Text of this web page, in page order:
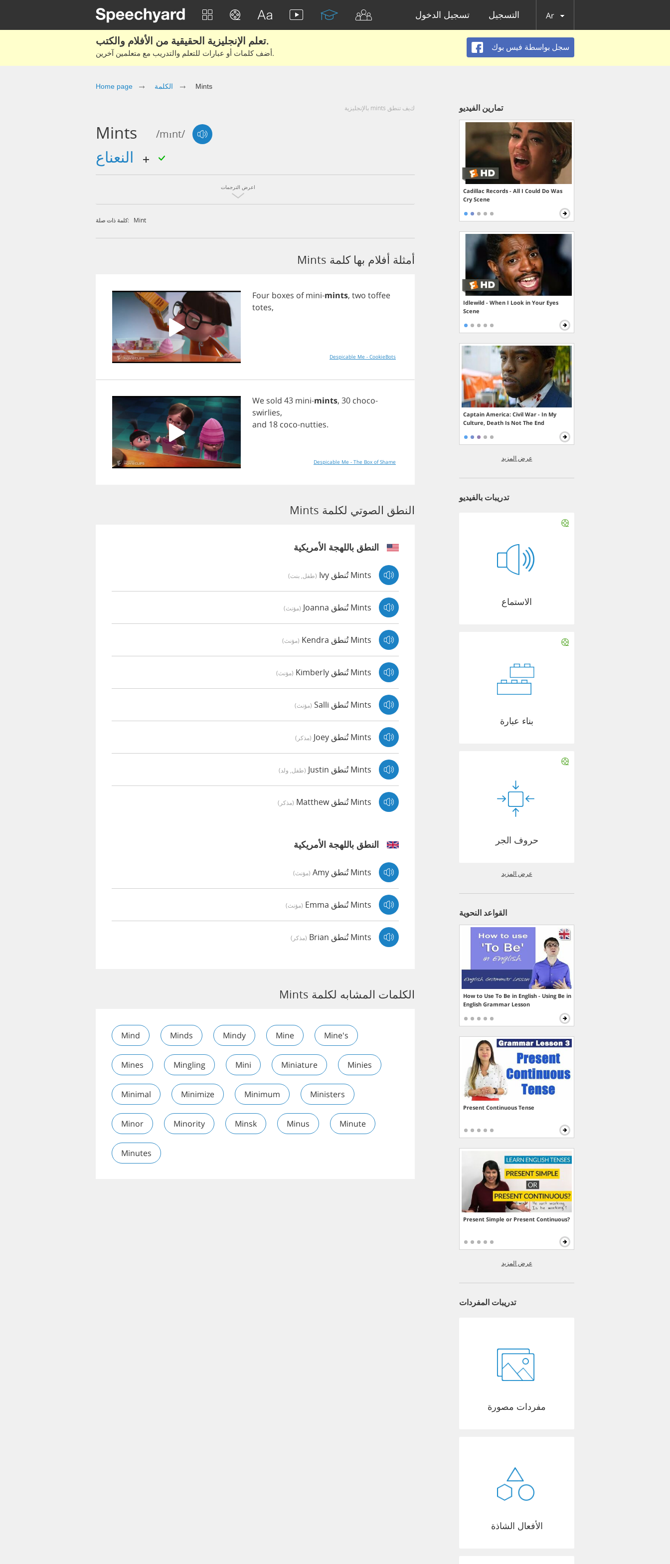
تسجيل الدخول التسجيل Ar
تعلم الإنجليزية الحقيقية من الأفلام والكتب.
أضف كلمات أو عبارات للتعلم والتدريب مع متعلمين آخرين.
سجل بواسطة فيس بوك
Home page الكلمة Mints
كيف تنطق mints بالإنجليزية
Mints /mɪnt/
اعرض الترجمات
كلمة ذات صلة: Mint
أمثلة أفلام بها كلمة Mints
Four boxes of mini-mints, two toffee
totes,
Despicable Me - CookieBots
We sold 43 mini-mints, 30 choco-
swirlies,
and 18 coco-nutties.
Despicable Me - The Box of Shame
النطق الصوتي لكلمة Mints
النطق باللهجة الأمريكية
Mints تُنطق Ivy (طفل, بنت)
Mints تُنطق Joanna (مؤنث)
Mints تُنطق Kendra (مؤنث)
Mints تُنطق Kimberly (مؤنث)
Mints تُنطق Salli (مؤنث)
Mints تُنطق Joey (مذكر)
Mints تُنطق Justin (طفل, ولد)
Mints تُنطق Matthew (مذكر)
النطق باللهجة الأمريكية
Mints تُنطق Amy (مؤنث)
Mints تُنطق Emma (مؤنث)
Mints تُنطق Brian (مذكر)
الكلمات المشابه لكلمة Mints
Mind Minds Mindy Mine Mine's
Mines Mingling Mini Miniature Minies
Minimal Minimize Minimum Ministers
Minor Minority Minsk Minus Minute
Minutes
تمارين الفيديو
Cadillac Records - All I Could Do Was
Cry Scene
Idlewild - When I Look in Your Eyes
Scene
Captain America: Civil War - In My
Culture, Death Is Not The End
عرض المزيد
تدريبات بالفيديو
الاستماع
بناء عبارة
حروف الجر
عرض المزيد
القواعد النحوية
How to Use To Be in English - Using Be in
English Grammar Lesson
Present Continuous Tense
Present Simple or Present Continuous?
عرض المزيد
تدريبات المفردات
مفردات مصورة
الأفعال الشاذة